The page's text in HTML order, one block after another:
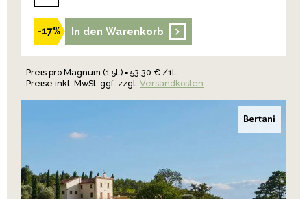
-17% In den Warenkorb
Preis pro Magnum (1.5L) = 53,30 € /1L
Preise inkl. MwSt. ggf. zzgl. Versandkosten
Bertani